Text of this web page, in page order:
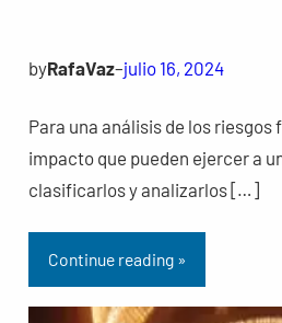
byRafaVaz–julio 16, 2024
Para una análisis de los riesgos
impacto que pueden ejercer a
clasificarlos y analizarlos […]
Continue reading »